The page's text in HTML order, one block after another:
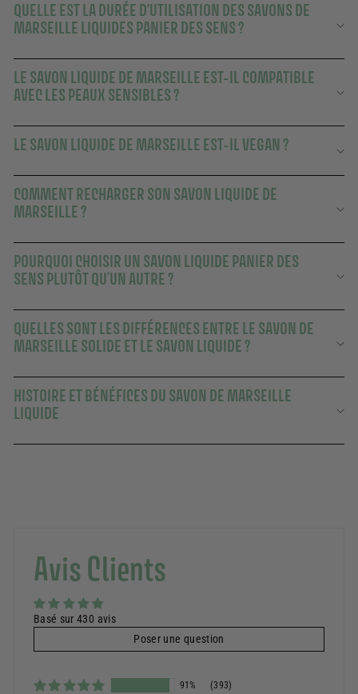
QUELLE EST LA DURÉE D'UTILISATION DES SAVONS DE
MARSEILLE LIQUIDES PANIER DES SENS ?
LE SAVON LIQUIDE DE MARSEILLE EST-IL COMPATIBLE
AVEC LES PEAUX SENSIBLES ?
LE SAVON LIQUIDE DE MARSEILLE EST-IL VEGAN ?
COMMENT RECHARGER SON SAVON LIQUIDE DE
MARSEILLE ?
POURQUOI CHOISIR UN SAVON LIQUIDE PANIER DES
SENS PLUTÔT QU’UN AUTRE ?
QUELLES SONT LES DIFFÉRENCES ENTRE LE SAVON DE
MARSEILLE SOLIDE ET LE SAVON LIQUIDE ?
HISTOIRE ET BÉNÉFICES DU SAVON DE MARSEILLE
LIQUIDE
Avis Clients
Basé sur 430 avis
Poser une question
91% (393)